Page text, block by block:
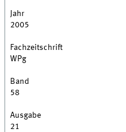
Jahr
2005
Fachzeitschrift
WPg
Band
58
Ausgabe
21